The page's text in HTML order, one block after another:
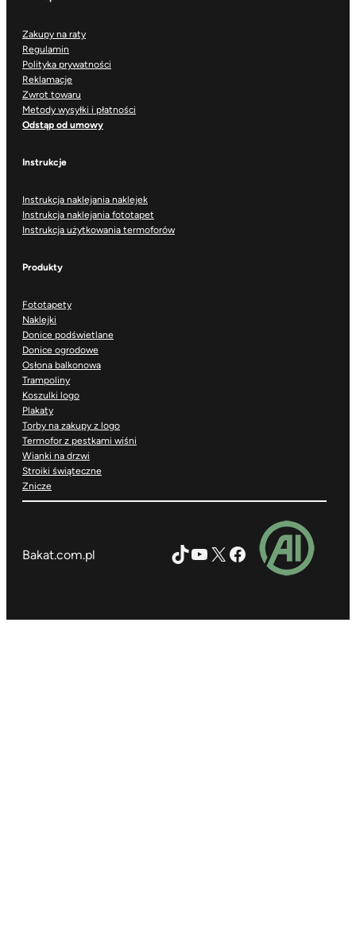
Zakupy na raty
Regulamin
Polityka prywatności
Reklamacje
Zwrot towaru
Metody wysyłki i płatności
Odstąp od umowy
Instrukcje
Instrukcja naklejania naklejek
Instrukcja naklejania fototapet
Instrukcja użytkowania termoforów
Produkty
Fototapety
Naklejki
Donice podświetlane
Donice ogrodowe
Osłona balkonowa
Trampoliny
Koszulki logo
Plakaty
Torby na zakupy z logo
Termofor z pestkami wiśni
Wianki na drzwi
Stroiki świąteczne
Znicze
Bakat.com.pl TikTok
YouTube
X Facebook